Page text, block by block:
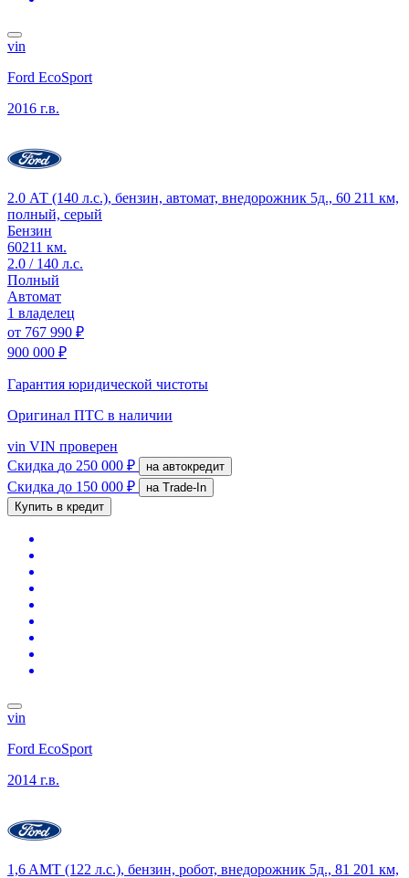
vin
Ford EcoSport
2016 г.в.
2.0 АТ (140 л.с.), бензин, автомат, внедорожник 5д., 60 211 км,
полный, серый
Бензин
60211 км.
2.0 / 140 л.с.
Полный
Автомат
1 владелец
от 767 990 ₽
900 000 ₽
Гарантия юридической чистоты
Оригинал ПТС в наличии
vin VIN проверен
Скидка до 250 000 ₽ на автокредит
Скидка до 150 000 ₽
на Trade-In
Купить в кредит
vin
Ford EcoSport
2014 г.в.
1,6 AMT (122 л.с.), бензин, робот, внедорожник 5д., 81 201 км,